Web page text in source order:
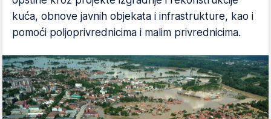
kuća, obnove javnih objekata i infrastrukture, kao i
pomoći poljoprivrednicima i malim privrednicima.